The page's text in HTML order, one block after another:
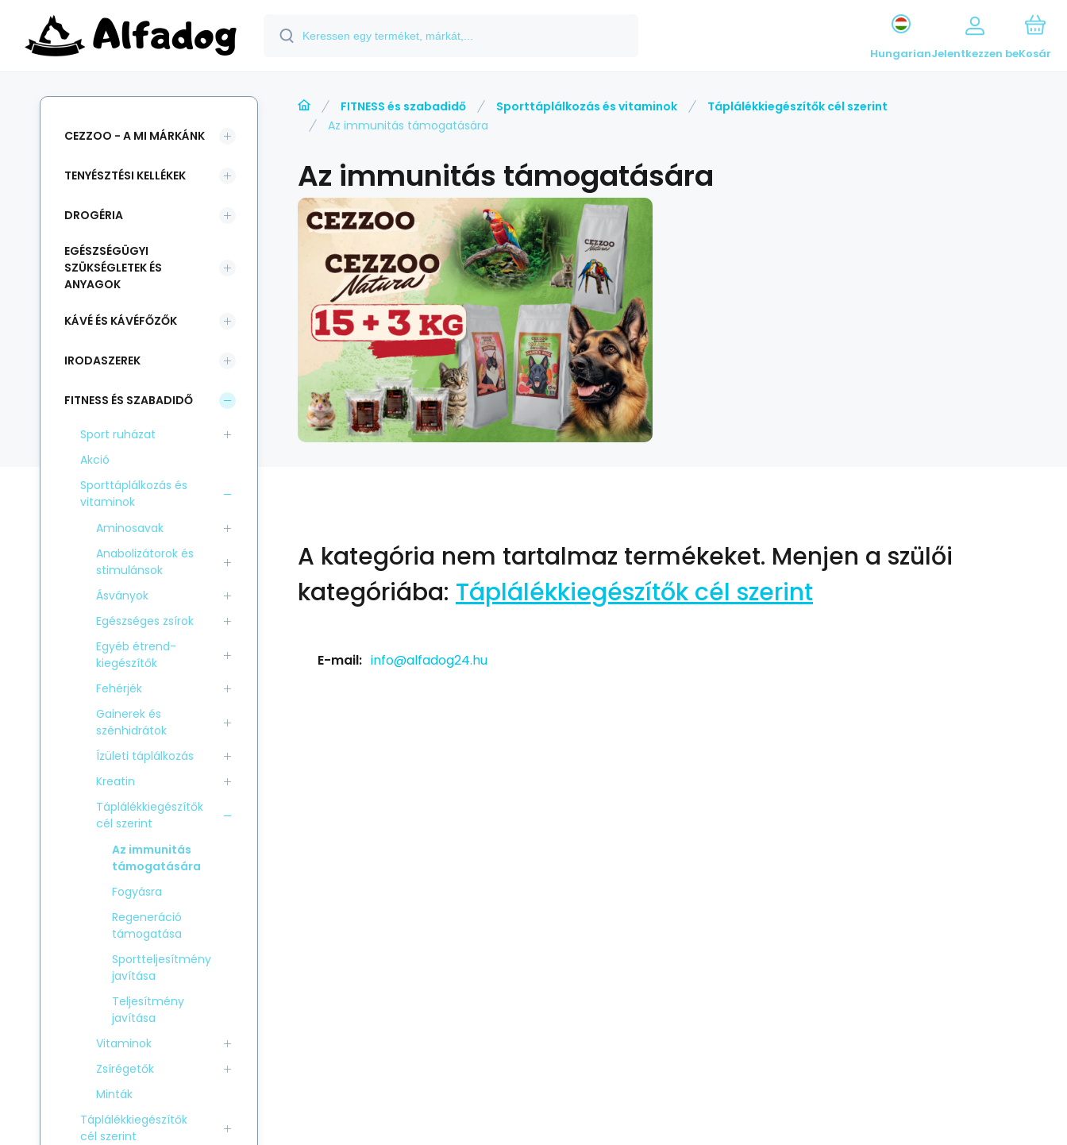
HungarianJelentkezzen beKosár
FITNESS és szabadidő Sporttáplálkozás és vitaminok
Táplálékkiegészítők cél szerint
Az immunitás támogatására
Az immunitás támogatására
A kategória nem tartalmaz termékeket. Menjen a szülői
kategóriába: Táplálékkiegészítők cél szerint
E-mail: info@alfadog24.hu
CEZZOO - A MI MÁRKÁNK
TENYÉSZTÉSI KELLÉKEK
DROGÉRIA
EGÉSZSÉGÜGYI
SZÜKSÉGLETEK ÉS
ANYAGOK
KÁVÉ ÉS KÁVÉFŐZŐK
IRODASZEREK
FITNESS ÉS SZABADIDŐ
Sport ruházat
Akció
Sporttáplálkozás és
vitaminok
Aminosavak
Anabolizátorok és
stimulánsok
Ásványok
Egészséges zsírok
Egyéb étrend-
kiegészítők
Fehérjék
Gainerek és
szénhidrátok
Ízületi táplálkozás
Kreatin
Táplálékkiegészítők
cél szerint
Az immunitás
támogatására
Fogyásra
Regeneráció
támogatása
Sportteljesítmény
javítása
Teljesítmény
javítása
Vitaminok
Zsírégetők
Minták
Táplálékkiegészítők
cél szerint